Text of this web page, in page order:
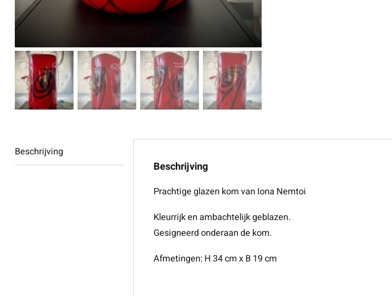
Beschrijving
Beschrijving
Prachtige glazen kom van Iona Nemtoi
Kleurrijk en ambachtelijk geblazen.
Gesigneerd onderaan de kom.
Afmetingen: H 34 cm x B 19 cm